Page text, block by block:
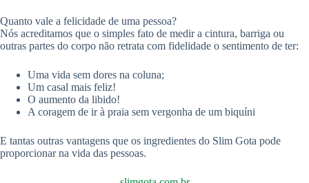
Quanto vale a felicidade de uma pessoa?
Nós acreditamos que o simples fato de medir a cintura, barriga ou
outras partes do corpo não retrata com fidelidade o sentimento de ter:
Uma vida sem dores na coluna;
Um casal mais feliz!
O aumento da libido!
A coragem de ir à praia sem vergonha de um biquíni
E tantas outras vantagens que os ingredientes do Slim Gota pode
proporcionar na vida das pessoas.